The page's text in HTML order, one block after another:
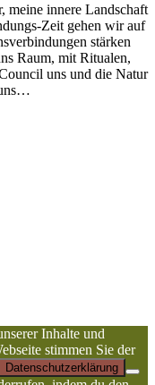
meine innere Landschaft
Zeit gehen wir auf
stärken
Raum, mit Ritualen,
uns und die Natur
Inhalte und
stimmen Sie der
Datenschutzerklärung